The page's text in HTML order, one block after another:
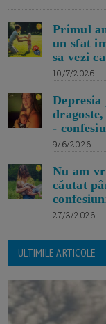
Primul
un sfat
sa vezi
10/7/2026
-
9/6/2026
Nu am
căutat
27/3/2026
ULTIMILE ARTICOLE